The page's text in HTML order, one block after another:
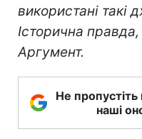
використані такі
Історична
Аргумент.
Не пропустіть
наші